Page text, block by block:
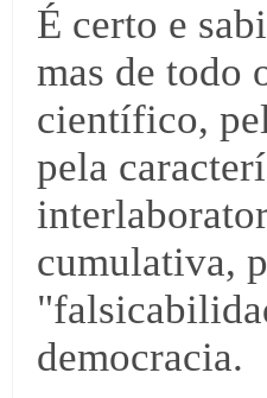
É certo e
mas de todo
científico,
pela
cumulativa,
democracia.